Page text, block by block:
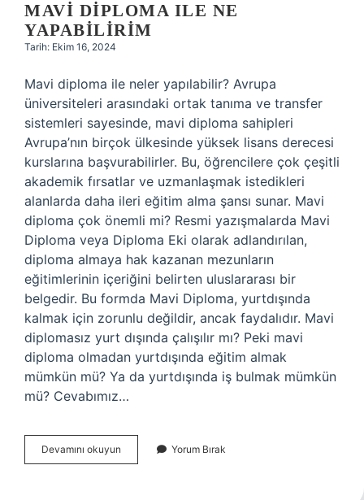
MAVI DIPLOMA ILE NE
YAPABILIRIM
Tarih: Ekim 16, 2024
Mavi diploma ile neler yapılabilir? Avrupa
üniversiteleri arasındaki ortak tanıma ve transfer
sistemleri sayesinde, mavi diploma sahipleri
Avrupa’nın birçok ülkesinde yüksek lisans derecesi
kurslarına başvurabilirler. Bu, öğrencilere çok çeşitli
akademik fırsatlar ve uzmanlaşmak istedikleri
alanlarda daha ileri eğitim alma şansı sunar. Mavi
diploma çok önemli mi? Resmi yazışmalarda Mavi
Diploma veya Diploma Eki olarak adlandırılan,
diploma almaya hak kazanan mezunların
eğitimlerinin içeriğini belirten uluslararası bir
belgedir. Bu formda Mavi Diploma, yurtdışında
kalmak için zorunlu değildir, ancak faydalıdır. Mavi
diplomasız yurt dışında çalışılır mı? Peki mavi
diploma olmadan yurtdışında eğitim almak
mümkün mü? Ya da yurtdışında iş bulmak mümkün
mü? Cevabımız…
Devamını okuyun
Diploma
Yorum Bırak